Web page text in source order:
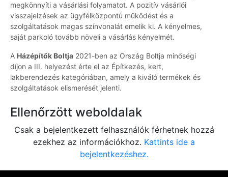
megkönnyíti a vásárlási folyamatot. A pozitív vásárlói
visszajelzések az ügyfélközpontú működést és a
szolgáltatások magas színvonalát emelik ki. A kényelmes,
saját parkoló tovább növeli a vásárlás kényelmét.
A Házépítők Boltja 2021-ben az Ország Boltja minőségi
díjon a III. helyezést érte el az Építkezés, kert,
lakberendezés kategóriában, amely a kiváló termékek és
szolgáltatások elismerését jelenti.
Ellenőrzött weboldalak
Csak a bejelentkezett felhasználók férhetnek hozzá
ezekhez az információkhoz. Kattints ide a
bejelentkezéshez.